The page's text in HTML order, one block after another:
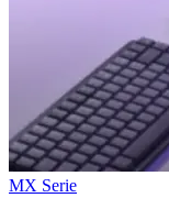
MX Serie